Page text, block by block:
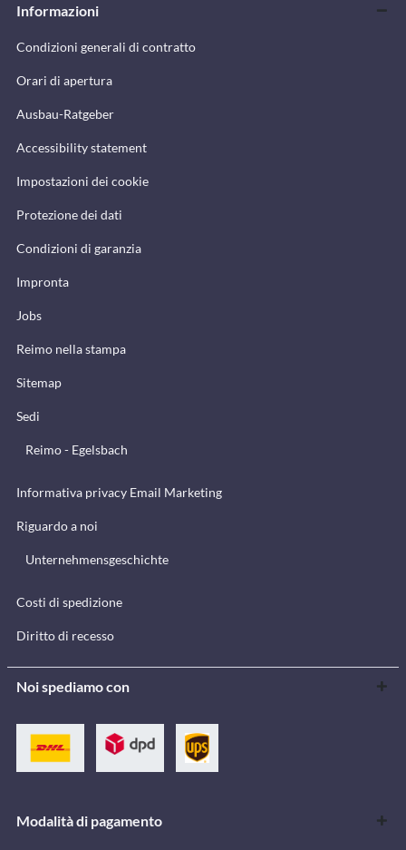
Informazioni
Condizioni generali di contratto
Orari di apertura
Ausbau-Ratgeber
Accessibility statement
Impostazioni dei cookie
Protezione dei dati
Condizioni di garanzia
Impronta
Jobs
Reimo nella stampa
Sitemap
Sedi
Reimo - Egelsbach
Informativa privacy Email Marketing
Riguardo a noi
Unternehmensgeschichte
Costi di spedizione
Diritto di recesso
Noi spediamo con
Modalità di pagamento